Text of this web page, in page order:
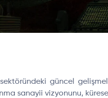
güncel
sanayii vizyonunu,